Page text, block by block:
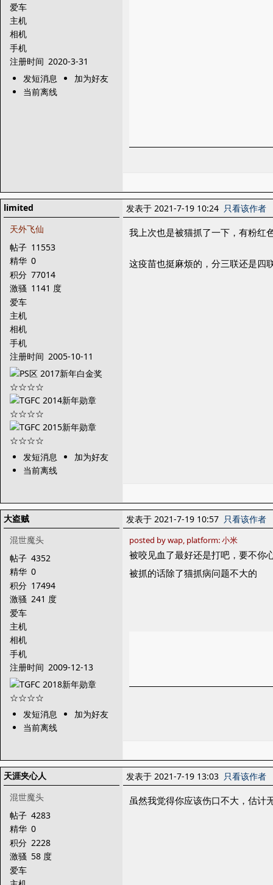
爱车
主机
相机
手机
注册时间 2020-3-31
发短消息
加为好友
当前离线
limited
天外飞仙
帖子 11553
精华 0
积分 77014
激骚 1141 度
爱车
主机
相机
手机
注册时间 2005-10-11
发短消息
加为好友
当前离线
发表于 2021-7-19 10:24 只看该作者
我上次也是被猫抓了一下，有粉红
这疫苗也挺麻烦的，分三联还是四
大盗贼
混世魔头
帖子 4352
精华 0
积分 17494
激骚 241 度
爱车
主机
相机
手机
注册时间 2009-12-13
发短消息
加为好友
当前离线
发表于 2021-7-19 10:57 只看该作者
posted by wap, platform: 小米
被咬见血了最好还是打吧，要不你
被抓的话除了猫抓病问题不大的
天涯夹心人
混世魔头
帖子 4283
精华 0
积分 2228
激骚 58 度
爱车
发表于 2021-7-19 13:03 只看该作者
虽然我觉得你应该伤口不大，估计